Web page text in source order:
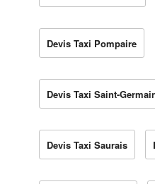
Devis Taxi Pompaire
Devis Taxi Saint-
Devis Taxi Saurais